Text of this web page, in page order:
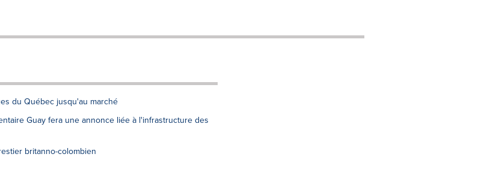
du Québec jusqu'au marché
Guay fera une annonce liée à l'infrastructure des
britanno-colombien